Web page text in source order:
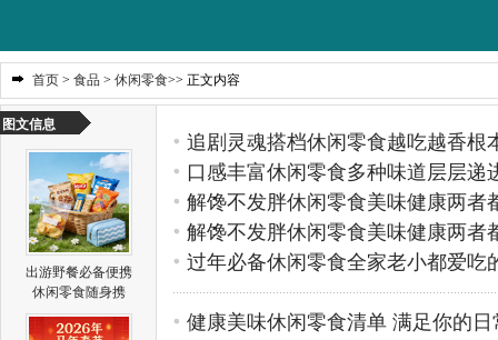
首页 > 食品 > 休闲零食>> 正文内容
图文信息
出游野餐必备便携
休闲零食随身携
追剧灵魂搭档休闲零食越吃越香根
口感丰富休闲零食多种味道层层递
解馋不发胖休闲零食美味健康两者
解馋不发胖休闲零食美味健康两者
过年必备休闲零食全家老小都爱吃
健康美味休闲零食清单 满足你的